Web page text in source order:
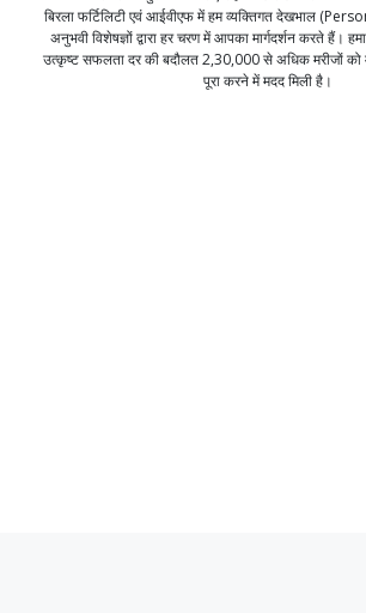
बिरला फर्टिलिटी एवं आईवीएफ में हम व्यक्तिगत देखभाल
अनुभवी विशेषज्ञों द्वारा हर चरण में आपका मार्गदर्शन करते हैं।
उत्कृष्ट सफलता दर की बदौलत 2,30,000 से अधिक मरीजों को
पूरा करने में मदद मिली है।